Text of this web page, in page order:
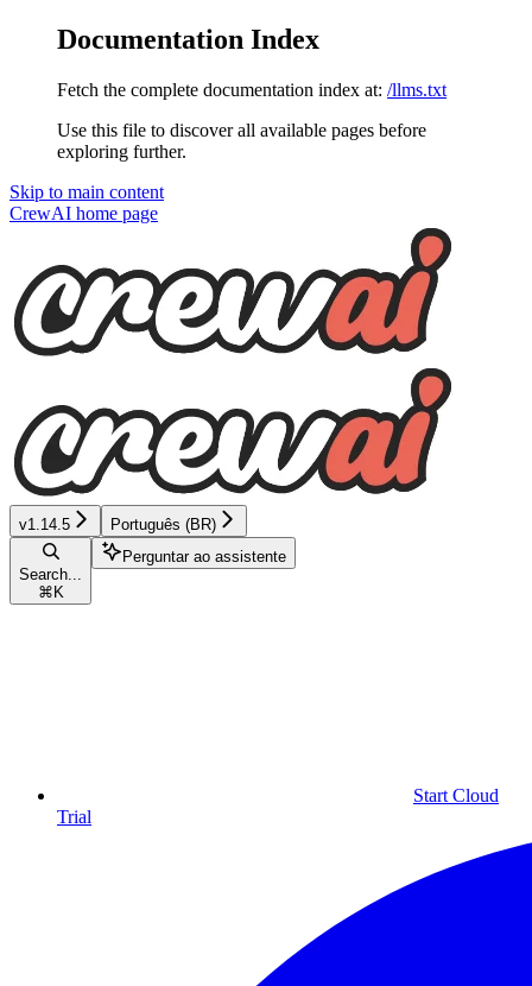
Documentation Index
Fetch the complete documentation index at: /llms.txt
Use this file to discover all available pages before
exploring further.
Skip to main content
CrewAI home page
v1.14.5 Português (BR)
Search...
⌘ K
Perguntar ao assistente
Start Cloud
Trial